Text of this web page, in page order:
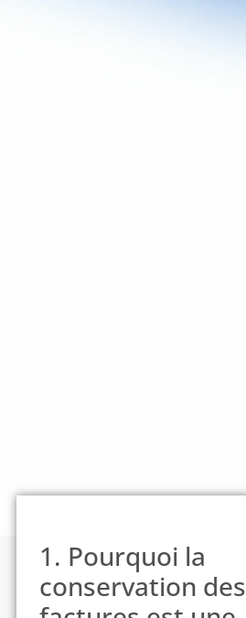
1. Pourquoi la
conservation des